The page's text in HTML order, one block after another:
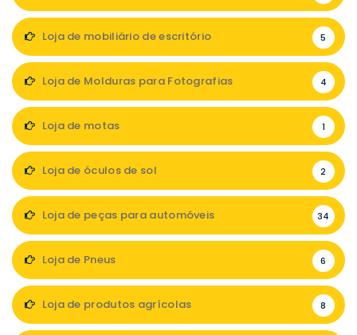
Loja de mobiliário de escritório 5
Loja de Molduras para Fotografias 4
Loja de motas 1
Loja de óculos de sol 2
Loja de peças para automóveis 34
Loja de Pneus 6
Loja de produtos agrícolas 8